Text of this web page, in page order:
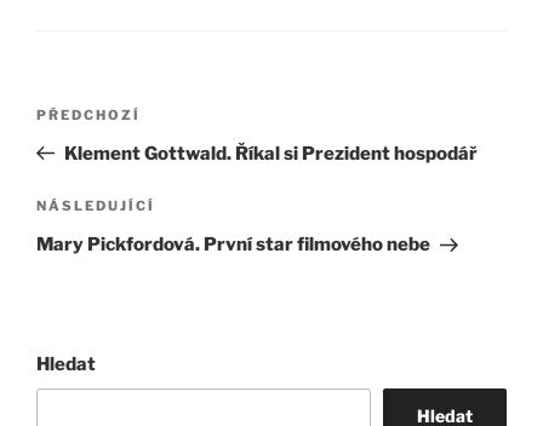
Navigace
příspěvek
Předchozí
příspěvek
PŘEDCHOZÍ
Klement Gottwald. Říkal si Prezident hospodář
Následující
příspěvek
NÁSLEDUJÍCÍ
Mary Pickfordová. První star filmového nebe
Hledat
Hledat